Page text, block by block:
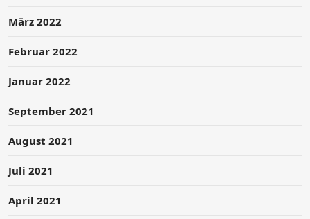
März 2022
Februar 2022
Januar 2022
September 2021
August 2021
Juli 2021
April 2021